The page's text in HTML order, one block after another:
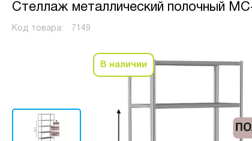
Стеллаж металлический полочный
Код товара: 7149
В наличии